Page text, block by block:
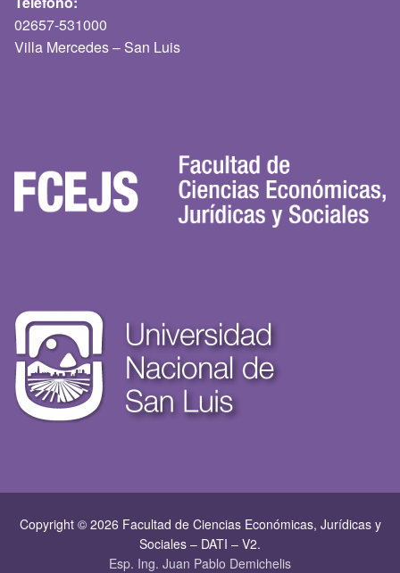
02657-531000
Villa Mercedes – San Luis
Copyright © 2026 Facultad de Ciencias Económicas, Jurí­dicas y
Sociales – DATI – V2.
Esp. Ing. Juan Pablo Demichelis